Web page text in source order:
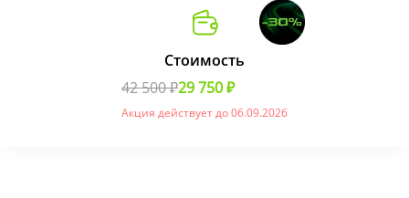
Стоимость
42 500 ₽29 750 ₽
Акция действует до 06.09.2026